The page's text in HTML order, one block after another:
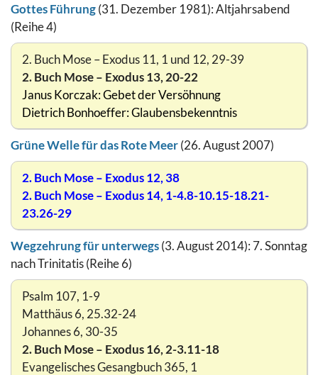
Gottes Führung(31. Dezember 1981): Altjahrsabend
(Reihe 4)
2. Buch Mose – Exodus 11, 1 und 12, 29-39
2. Buch Mose – Exodus 13, 20-22
Janus Korczak: Gebet der Versöhnung
Dietrich Bonhoeffer: Glaubensbekenntnis
Grüne Welle für das Rote Meer(26. August 2007)
2. Buch Mose – Exodus 12, 38
2. Buch Mose – Exodus 14, 1-4.8-10.15-18.21-
23.26-29
Wegzehrung für unterwegs(3. August 2014): 7. Sonntag
nach Trinitatis (Reihe 6)
Psalm 107, 1-9
Matthäus 6, 25.32-24
Johannes 6, 30-35
2. Buch Mose – Exodus 16, 2-3.11-18
Evangelisches Gesangbuch 365, 1